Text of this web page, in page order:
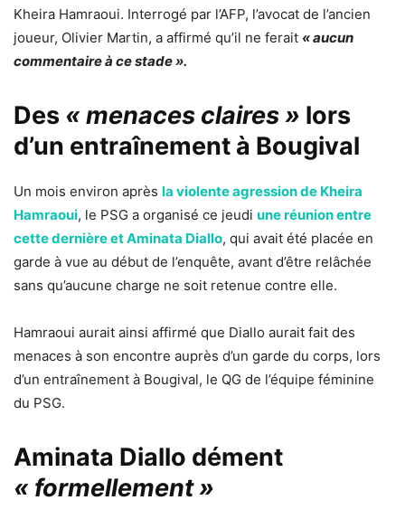
Kheira Hamraoui. Interrogé par l’AFP, l’avocat de l’ancien
joueur, Olivier Martin, a affirmé qu’il ne ferait « aucun
commentaire à ce stade ».
Des « menaces claires » lors
d’un entraînement à Bougival
Un mois environ après la violente agression de Kheira
Hamraoui, le PSG a organisé ce jeudi une réunion entre
cette dernière et Aminata Diallo, qui avait été placée en
garde à vue au début de l’enquête, avant d’être relâchée
sans qu’aucune charge ne soit retenue contre elle.
Hamraoui aurait ainsi affirmé que Diallo aurait fait des
menaces à son encontre auprès d’un garde du corps, lors
d’un entraînement à Bougival, le QG de l’équipe féminine
du PSG.
Aminata Diallo dément
« formellement »